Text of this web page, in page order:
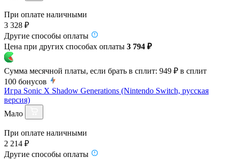
При оплате наличными
3 328 ₽
Другие способы оплаты
Цена при других способах оплаты 3 794 ₽
Сумма месячной платы, если брать в сплит: 949 ₽ в сплит
100 бонусов
Игра Sonic X Shadow Generations (Nintendo Switch, русская
версия)
Мало
При оплате наличными
2 214 ₽
Другие способы оплаты